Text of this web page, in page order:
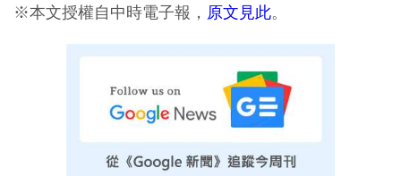
※本文授權自中時電子報， 原文見此。